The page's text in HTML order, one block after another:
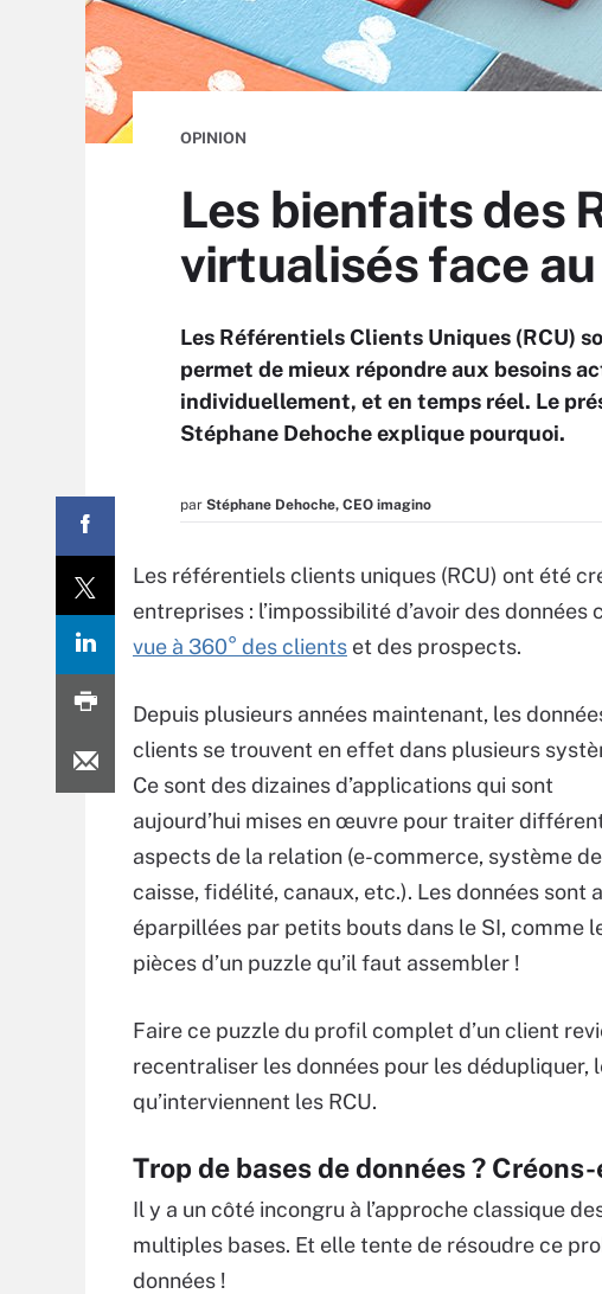
OPINION
Les bienfaits des
virtualisés face
Les Référentiels Clients Uniques (RCU)
permet de mieux répondre aux besoins
individuellement, et en temps réel. Le
Stéphane Dehoche explique pourquoi.
par Stéphane Dehoche, CEO imagino
Les référentiels clients uniques (RCU) ont été
entreprises : l’impossibilité d’avoir des
vue à 360° des clients et des prospects.
Depuis plusieurs années maintenant, les
clients se trouvent en effet dans plusieurs
Ce sont des dizaines d’applications qui sont
aujourd’hui mises en œuvre pour traiter
aspects de la relation (e-commerce, système de
caisse, fidélité, canaux, etc.). Les données sont
éparpillées par petits bouts dans le SI, comme
pièces d’un puzzle qu’il faut assembler !
Faire ce puzzle du profil complet d’un client
recentraliser les données pour les dédupliquer,
qu’interviennent les RCU.
Trop de bases de données ?
Il y a un côté incongru à l’approche classique
multiples bases. Et elle tente de résoudre ce
données !